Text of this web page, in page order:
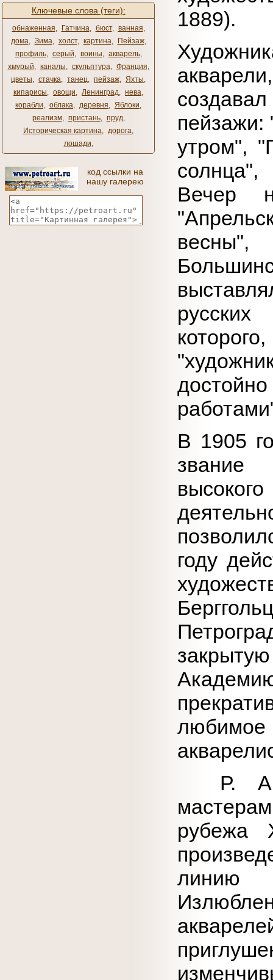
Ключевые слова (теги):
обнаженная, Гатчина, бюст, ванная,
дома, Зима, холст, картина, Пейзаж,
профиль, серый, воины, акварель,
хмурый, каналы, скульптура, Франция,
цветы, стачка, танец, пейзаж, Яхты,
кипарисы, овощи, Ленинград, нева,
корабли, облака, деревня, Яблоки,
реализм, пристань, пруд,
Историческая картина, дорога,
лошади,
код ссылки на
нашу галерею
1889).
пейзажи:
утром",
Вечер
В 1905
звание
году
Р. А.
линию